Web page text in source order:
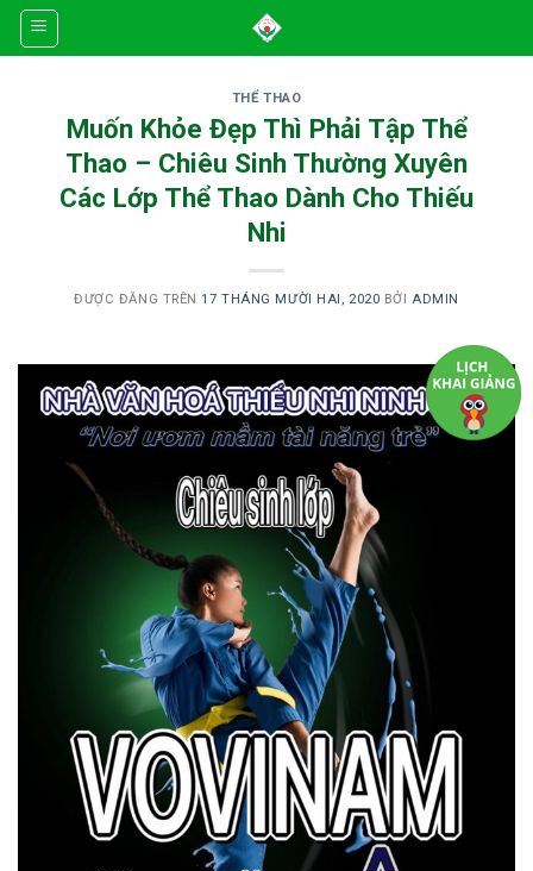
Skip
THỂ THAO
Muốn Khỏe Đẹp Thì Phải Tập Thể
Thao – Chiêu Sinh Thường Xuyên
Các Lớp Thể Thao Dành Cho Thiếu
Nhi
ĐƯỢC ĐĂNG TRÊN17 THÁNG MƯỜI HAI, 2020 BỞI ADMIN